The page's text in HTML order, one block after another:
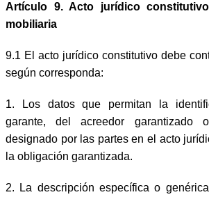
Artículo 9. Acto jurídico
mobiliaria
9.1 El acto jurídico constitutivo debe
según corresponda:
1. Los datos que permitan la
garante, del acreedor garantizado
designado por las partes en el acto
la obligación garantizada.
2. La descripción específica o